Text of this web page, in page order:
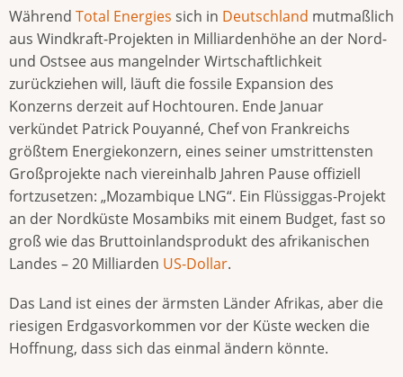
Während Total Energies sich in Deutschland mutmaßlich
aus Windkraft-Projekten in Milliardenhöhe an der Nord-
und Ostsee aus mangelnder Wirtschaftlichkeit
zurückziehen will, läuft die fossile Expansion des
Konzerns derzeit auf Hochtouren. Ende Januar
verkündet Patrick Pouyanné, Chef von Frankreichs
größtem Energiekonzern, eines seiner umstrittensten
Großprojekte nach viereinhalb Jahren Pause offiziell
fortzusetzen: „Mozambique LNG“. Ein Flüssiggas-Projekt
an der Nordküste Mosambiks mit einem Budget, fast so
groß wie das Bruttoinlandsprodukt des afrikanischen
Landes – 20 Milliarden US-Dollar.
Das Land ist eines der ärmsten Länder Afrikas, aber die
riesigen Erdgasvorkommen vor der Küste wecken die
Hoffnung, dass sich das einmal ändern könnte.